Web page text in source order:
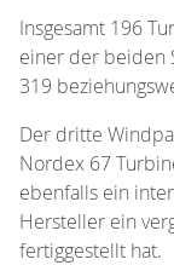
Insgesamt 196
einer der beiden
319
Der dritte
Nordex 67
ebenfalls ein
Hersteller ein
fertiggestellt hat.